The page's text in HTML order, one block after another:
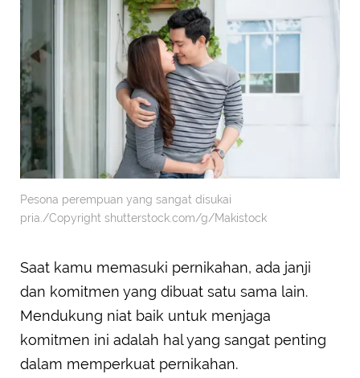
Pesona perempuan yang sangat disukai
pria./Copyright shutterstock.com/g/Makistock
Saat kamu memasuki pernikahan, ada janji
dan komitmen yang dibuat satu sama lain.
Mendukung niat baik untuk menjaga
komitmen ini adalah hal yang sangat penting
dalam memperkuat pernikahan.